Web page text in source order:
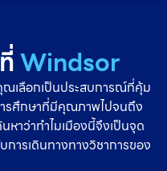
Windsor
ณเลือกเป็นประสบการณ์ที่คุ้ม
รศึกษาที่มีคุณภาพไปจนถึง
าว่าทำไมเมืองนี้จึงเป็นจุด
ารเดินทางทางวิชาการของ